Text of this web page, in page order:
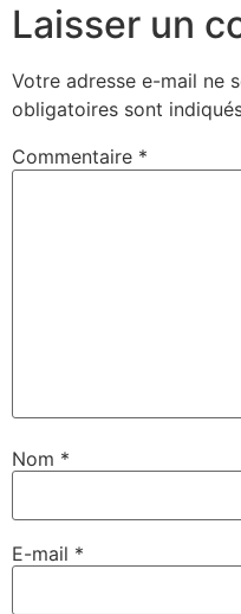
Laisser un
Votre adresse e-mail ne
obligatoires sont
Commentaire *
Nom *
E-mail *